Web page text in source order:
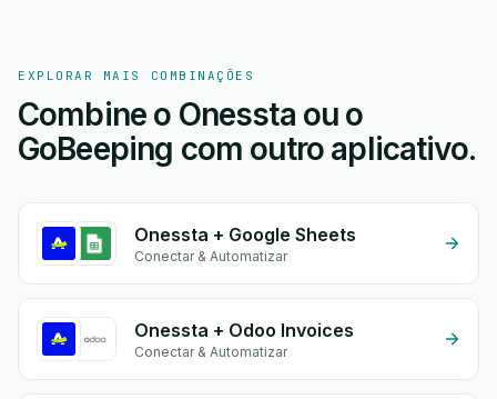
EXPLORAR MAIS COMBINAÇÕES
Combine o Onessta ou o
GoBeeping com outro aplicativo.
Onessta + Google Sheets
Conectar & Automatizar
Onessta + Odoo Invoices
Conectar & Automatizar